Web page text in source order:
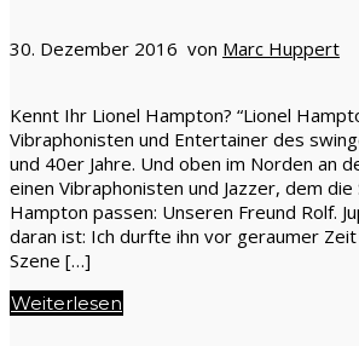
30. Dezember 2016 von Marc Huppert
Kennt Ihr Lionel Hampton? “Lionel
Vibraphonisten und Entertainer des
und 40er Jahre. Und oben im Norden an
einen Vibraphonisten und Jazzer, dem die
Hampton passen: Unseren Freund Rolf.
daran ist: Ich durfte ihn vor geraumer
Szene […]
Weiterlesen